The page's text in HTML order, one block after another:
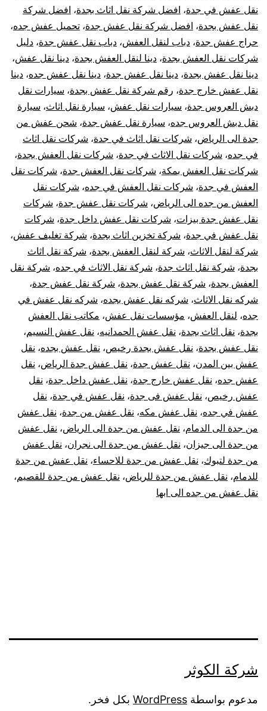
تغليف
تعقيم
نقل عفش في جدة، افضل شركة نقل اثاث بجدة، افضل شركة
نقل عفش بجدة، افضل شركة نقل عفش جدة، تحميل عفش جده،
حراج عفش جدة، دباب لنقل العفش، دباب نقل عفش جدة، دليل
شركات نقل العفش بجدة، دينا لنقل العفش بجدة، دينا نقل عفش،
دينا نقل عفش بجدة، دينا نقل عفش جدة، دينا نقل عفش جده، دينا
نقل عفش خارج جدة، رقم شركة نقل عفش بجدة، سيارات نقل
دبش العروس جدة، سيارات نقل عفش، سيارة نقل اثاث، سيارة
نقل دبش العروس جده، سيارة نقل عفش جدة، شحن عفش من
جدة الى الرياض، شركات نقل اثاث في جدة، شركات نقل اثاث
في جده، شركات نقل الاثاث في جدة، شركات نقل العفش بجدة،
شركات نقل العفش بمكة، شركات نقل العفش جدة، شركات نقل
العفش في جدة، شركات نقل العفش في جده، شركات نقل
العفش من جده الى الرياض، شركات نقل عفش جدة، شركات
نقل عفش جدة بيزات، شركات نقل عفش داخل جدة، شركات
نقل عفش في جدة، شركة تخزين اثاث بجدة، شركة تغليف عفش،
شركة لنقل الاثاث، شركة لنقل العفش بجدة، شركة نقل اثاث
بجدة، شركة نقل اثاث جدة، شركة نقل الاثاث في جده، شركة نقل
العفش بجدة، شركة نقل عفش بجدة، شركة نقل عفش جدة،
شركه نقل الاثاث، شركه نقل عفش بجده، شركه نقل عفش في
جده، لنقل العفش، مؤسسات نقل عفش، مكاتب نقل العفش
بجدة، نقل اثاث بجدة، نقل عفش الحمدانيه، نقل عفش النسيم،
نقل عفش بجدة، نقل عفش بجدة رخيص، نقل عفش بجده، نقل
عفش بين المدن، نقل عفش جدة، نقل عفش جدة الرياض، نقل
عفش جده، نقل عفش خارج جدة، نقل عفش داخل جدة، نقل
عفش رخيص، نقل عفش فى جدة، نقل عفش في جدة، نقل
عفش في جده، نقل عفش مكه، نقل عفش من جدة، نقل عفش
من جدة الى الدمام، نقل عفش من جدة الى الرياض، نقل عفش
من جدة الى جيزان، نقل عفش من جدة الى نجران، نقل عفش
من جدة لتبوك، نقل عفش من جدة للاحساء، نقل عفش من جدة
للدمام، نقل عفش من جدة للرياض، نقل عفش من جدة للقصيم،
نقل عفش من جده الى ابها
شركة الكوثر
مدعوم بواسطة WordPress بكل فخر.